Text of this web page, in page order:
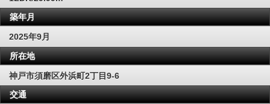
築年月
2025年9月
所在地
神戸市須磨区外浜町2丁目9-6
交通